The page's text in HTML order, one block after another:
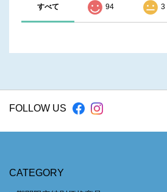
すべて 94 3
FOLLOW US
CATEGORY